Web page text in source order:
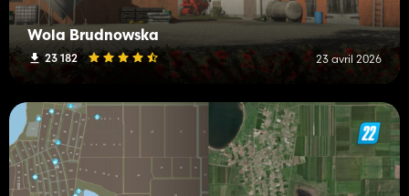
Wola Brudnowska
23 182 23 avril 2026